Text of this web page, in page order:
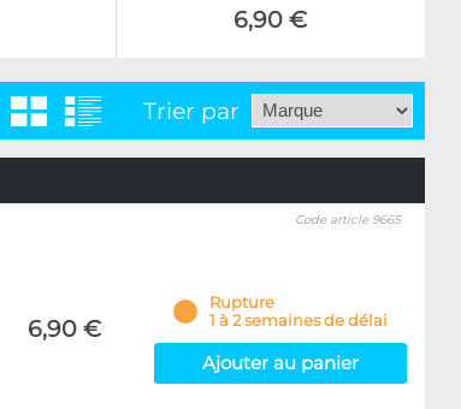
6,90 €
Trier par
6,90 €
Code article 9665
Rupture
1 à 2 semaines de délai
Ajouter au panier